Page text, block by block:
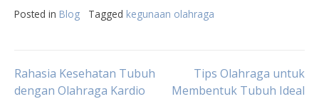
Posted in Blog Tagged kegunaan olahraga
Post
Rahasia Kesehatan Tubuh
dengan Olahraga Kardio
Tips Olahraga untuk
Membentuk Tubuh Ideal